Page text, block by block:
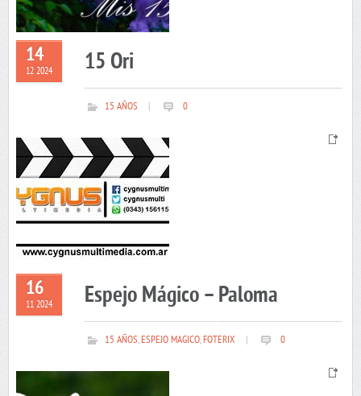
14
12 2024 15 Ori
15 AÑOS 0
16
11 2024 Espejo Mágico – Paloma
15 AÑOS,ESPEJO MAGICO,FOTERIX 0